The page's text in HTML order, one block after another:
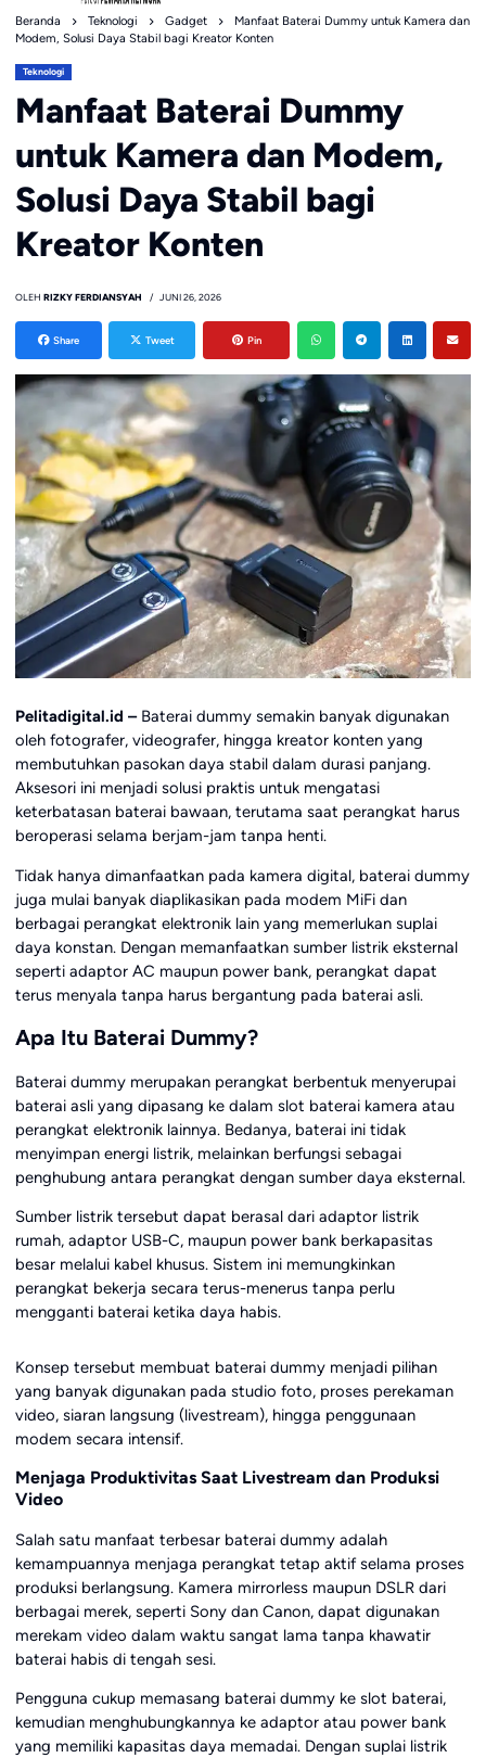
Beranda Teknologi Gadget
Manfaat Baterai Dummy untuk Kamera dan
Modem, Solusi Daya Stabil bagi Kreator Konten
Teknologi
Manfaat Baterai Dummy
untuk Kamera dan Modem,
Solusi Daya Stabil bagi
Kreator Konten
OLEH RIZKY FERDIANSYAH JUNI 26, 2026
Share Tweet Pin
Pelitadigital.id – Baterai dummy semakin banyak digunakan
oleh fotografer, videografer, hingga kreator konten yang
membutuhkan pasokan daya stabil dalam durasi panjang.
Aksesori ini menjadi solusi praktis untuk mengatasi
keterbatasan baterai bawaan, terutama saat perangkat harus
beroperasi selama berjam-jam tanpa henti.
Tidak hanya dimanfaatkan pada kamera digital, baterai dummy
juga mulai banyak diaplikasikan pada modem MiFi dan
berbagai perangkat elektronik lain yang memerlukan suplai
daya konstan. Dengan memanfaatkan sumber listrik eksternal
seperti adaptor AC maupun power bank, perangkat dapat
terus menyala tanpa harus bergantung pada baterai asli.
Apa Itu Baterai Dummy?
Baterai dummy merupakan perangkat berbentuk menyerupai
baterai asli yang dipasang ke dalam slot baterai kamera atau
perangkat elektronik lainnya. Bedanya, baterai ini tidak
menyimpan energi listrik, melainkan berfungsi sebagai
penghubung antara perangkat dengan sumber daya eksternal.
Sumber listrik tersebut dapat berasal dari adaptor listrik
rumah, adaptor USB-C, maupun power bank berkapasitas
besar melalui kabel khusus. Sistem ini memungkinkan
perangkat bekerja secara terus-menerus tanpa perlu
mengganti baterai ketika daya habis.
Konsep tersebut membuat baterai dummy menjadi pilihan
yang banyak digunakan pada studio foto, proses perekaman
video, siaran langsung (livestream), hingga penggunaan
modem secara intensif.
Menjaga Produktivitas Saat Livestream dan Produksi
Video
Salah satu manfaat terbesar baterai dummy adalah
kemampuannya menjaga perangkat tetap aktif selama proses
produksi berlangsung. Kamera mirrorless maupun DSLR dari
berbagai merek, seperti Sony dan Canon, dapat digunakan
merekam video dalam waktu sangat lama tanpa khawatir
baterai habis di tengah sesi.
Pengguna cukup memasang baterai dummy ke slot baterai,
kemudian menghubungkannya ke adaptor atau power bank
yang memiliki kapasitas daya memadai. Dengan suplai listrik